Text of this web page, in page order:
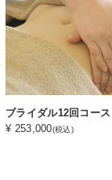
ブライダル12回コース
¥ 253,000(税込)